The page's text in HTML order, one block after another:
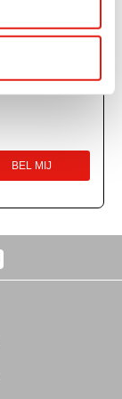
BEL MIJ